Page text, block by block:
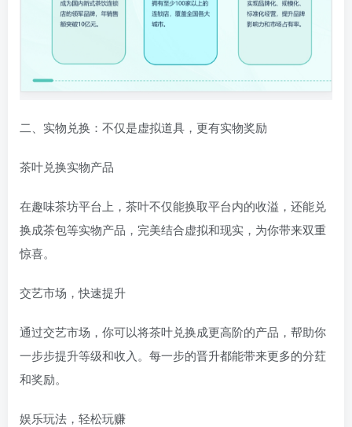
二、实物兑换：不仅是虚拟道具，更有实物奖励
茶叶兑换实物产品
在趣味茶坊平台上，茶叶不仅能换取平台内的收溢，还能兑
换成茶包等实物产品，完美结合虚拟和现实，为你带来双重
惊喜。
交艺市场，快速提升
通过交艺市场，你可以将茶叶兑换成更高阶的产品，帮助你
一步步提升等级和收入。每一步的晋升都能带来更多的分荭
和奖励。
娱乐玩法，轻松玩赚